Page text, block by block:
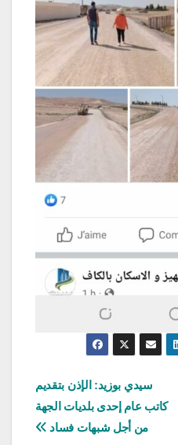
سيدي بوزيد: الإذن بتقديم
كاتب عام إحدى بلديات الجهة
من أجل شبهات فساد